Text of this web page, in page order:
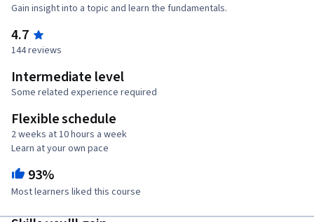
Gain insight into a topic and learn the fundamentals.
4.7
144 reviews
Intermediate level
Some related experience required
Flexible schedule
2 weeks at 10 hours a week
Learn at your own pace
93%
Most learners liked this course